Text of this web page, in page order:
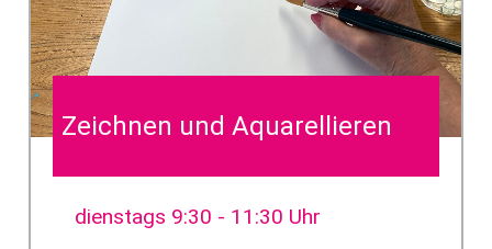
Zeichnen und Aquarellieren
dienstags 9:30 - 11:30 Uhr